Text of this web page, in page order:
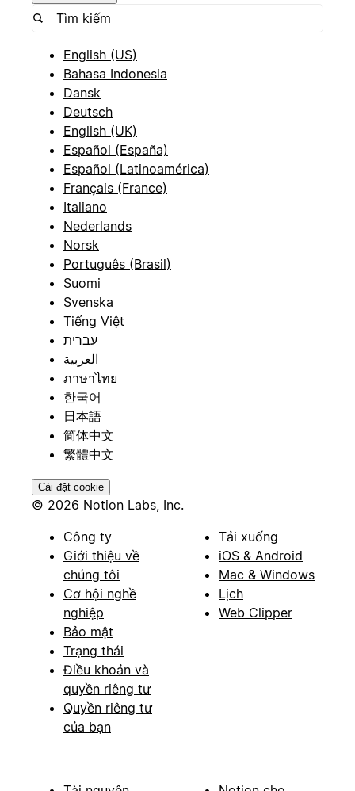
English (US)
Bahasa Indonesia
Dansk
Deutsch
English (UK)
Español (España)
Español (Latinoamérica)
Français (France)
Italiano
Nederlands
Norsk
Português (Brasil)
Suomi
Svenska
Tiếng Việt
עברית
العربية
ภาษาไทย
한국어
日本語
简体中文
繁體中文
Cài đặt cookie
© 2026 Notion Labs, Inc.
Công ty
Giới thiệu về
chúng tôi
Cơ hội nghề
nghiệp
Bảo mật
Trạng thái
Điều khoản và
quyền riêng tư
Quyền riêng tư
của bạn
Tải xuống
iOS & Android
Mac & Windows
Lịch
Web Clipper